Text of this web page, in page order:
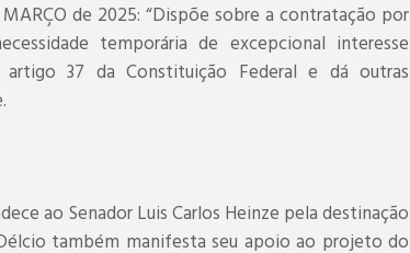
MARÇO de 2025: “Dispõe sobre a contratação por
temporária de excepcional interesse
37 da Constituição Federal e dá outras
ao Senador Luis Carlos Heinze pela destinação
também manifesta seu apoio ao projeto do